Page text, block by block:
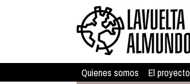
Quienes somos El proyecto